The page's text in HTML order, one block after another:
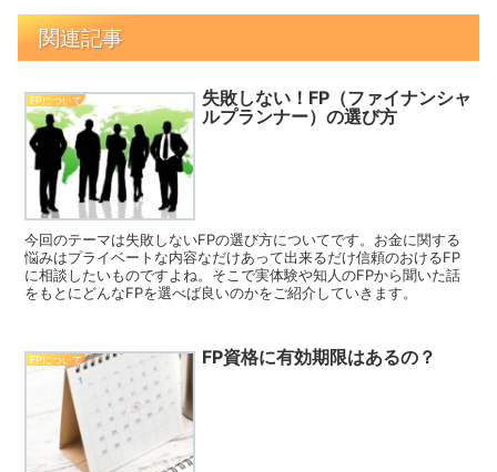
関連記事
FPについて
失敗しない！FP（ファイナンシャ
ルプランナー）の選び方
今回のテーマは失敗しないFPの選び方についてです。お金に関する
悩みはプライベートな内容なだけあって出来るだけ信頼のおけるFP
に相談したいものですよね。そこで実体験や知人のFPから聞いた話
をもとにどんなFPを選べば良いのかをご紹介していきます。
FPについて FP資格に有効期限はあるの？